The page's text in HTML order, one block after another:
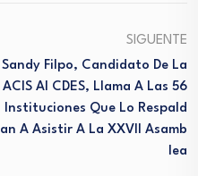
SIGUENTE
Sandy Filpo, Candidato De La
ACIS Al CDES, Llama A Las 56
Instituciones Que Lo Respald
An A Asistir A La XXVII Asamb
Lea